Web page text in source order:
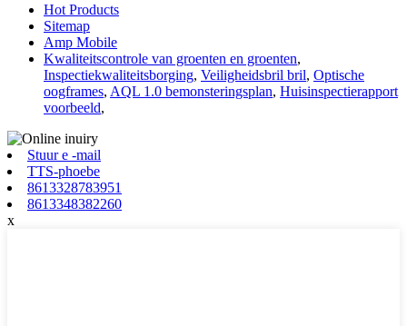
Hot Products
Sitemap
Amp Mobile
Kwaliteitscontrole van groenten en groenten,
Inspectiekwaliteitsborging, Veiligheidsbril bril, Optische
oogframes, AQL 1.0 bemonsteringsplan, Huisinspectierapport
voorbeeld,
Stuur e -mail
TTS-phoebe
8613328783951
8613348382260
x